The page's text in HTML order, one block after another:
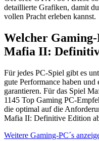
detaillierte Grafiken, damit
vollen Pracht erleben kannst.
Welcher Gaming-
Mafia II:
Für jedes PC-Spiel gibt es
gute Performance haben
garantieren. Für das Spiel
1145 Top Gaming PC-
die optimal auf die
Mafia II: Definitive Edition
Weitere Gaming-PC´s